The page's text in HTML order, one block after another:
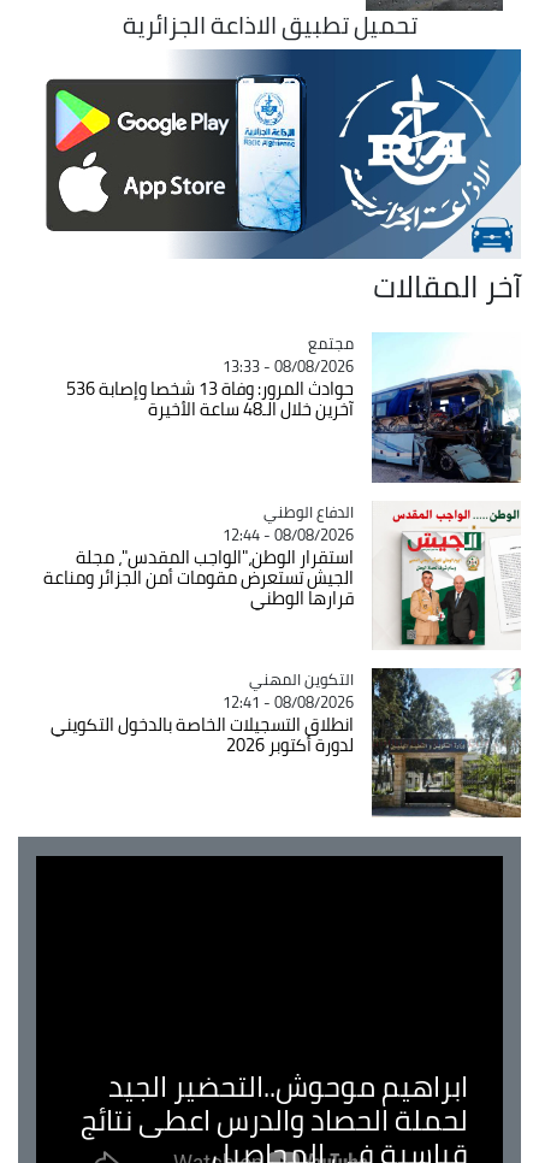
تحميل تطبيق الاذاعة الجزائرية
آخر المقالات
Catégorie
مجتمع
08/08/2026 - 13:33
حوادث المرور: وفاة 13 شخصا وإصابة 536
آخرين خلال الـ48 ساعة الأخيرة
Catégorie
الدفاع الوطني
08/08/2026 - 12:44
استقرار الوطن،"الواجب المقدس"، مجلة
الجيش تستعرض مقومات أمن الجزائر ومناعة
قرارها الوطني
Catégorie
التكوين المهني
08/08/2026 - 12:41
انطلاق التسجيلات الخاصة بالدخول التكويني
لدورة أكتوبر 2026
ابراهيم موحوش..التحضير الجيد
لحملة الحصاد والدرس اعطى نتائج